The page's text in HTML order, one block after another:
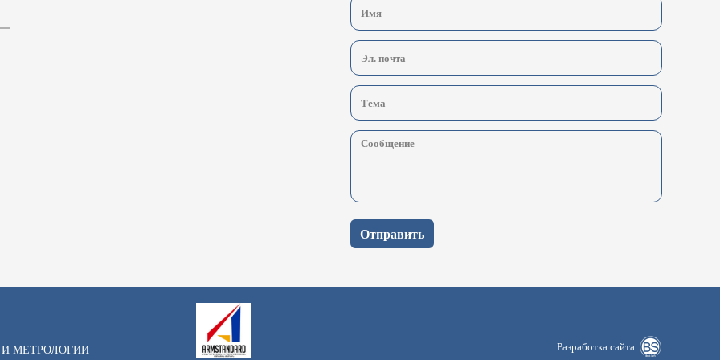
Отправить
МЕТРОЛОГИИ Разработка сайта: